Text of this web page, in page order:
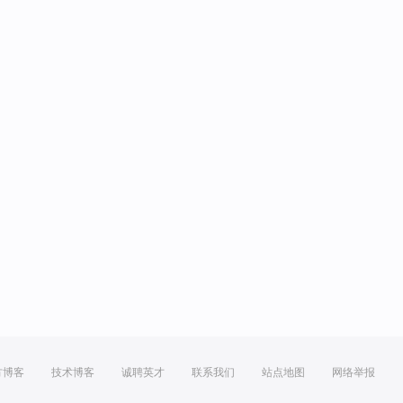
博客 技术博客 诚聘英才 联系我们 站点地图 网络举报